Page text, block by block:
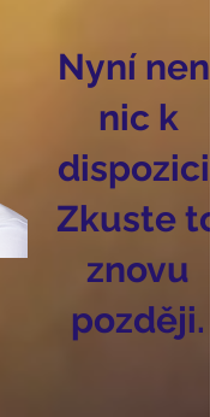
Nyní není
nic k
dispozici.
Zkuste to
znovu
později.